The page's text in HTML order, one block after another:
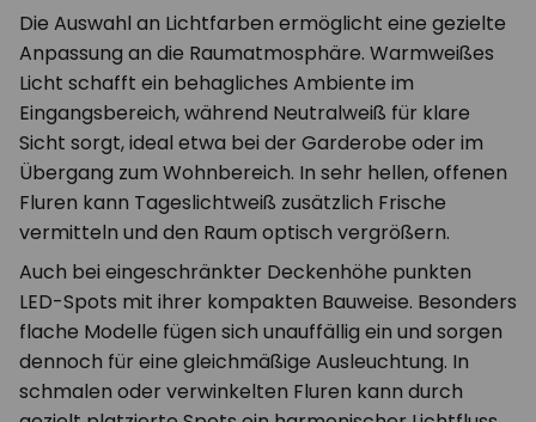
Die Auswahl an Lichtfarben ermöglicht eine gezielte
Anpassung an die Raumatmosphäre. Warmweißes
Licht schafft ein behagliches Ambiente im
Eingangsbereich, während Neutralweiß für klare
Sicht sorgt, ideal etwa bei der Garderobe oder im
Übergang zum Wohnbereich. In sehr hellen, offenen
Fluren kann Tageslichtweiß zusätzlich Frische
vermitteln und den Raum optisch vergrößern.
Auch bei eingeschränkter Deckenhöhe punkten
LED-Spots mit ihrer kompakten Bauweise. Besonders
flache Modelle fügen sich unauffällig ein und sorgen
dennoch für eine gleichmäßige Ausleuchtung. In
schmalen oder verwinkelten Fluren kann durch